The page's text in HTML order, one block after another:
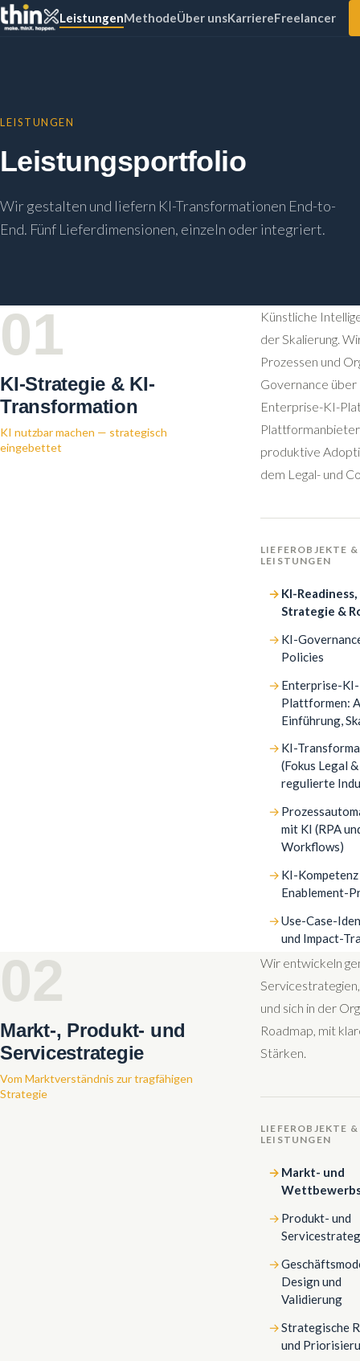
LeistungenMethodeÜber unsKarriereFreelancer
LEISTUNGEN
Leistungsportfolio
Wir gestalten und liefern KI-Transformationen End-to-
End. Fünf Lieferdimensionen, einzeln oder integriert.
01
KI-Strategie & KI-
Transformation
KI nutzbar machen — strategisch
eingebettet
Künstliche
der Skalierung.
Prozessen und
Governance über
Enterprise-KI-
produktive
dem Legal- und
LIEFEROBJEKTE &
LEISTUNGEN
KI-Readiness,
Strategie &
KI-
Policies
Enterprise-KI-
Plattformen:
Einführung,
KI-
(Fokus Legal &
regulierte
mit KI (RPA
Workflows)
KI-Kompetenz
Enablement-
Use-Case-
und Impact-
02
Markt-, Produkt- und
Servicestrategie
Vom Marktverständnis zur tragfähigen
Strategie
Wir entwickeln
und sich in der
Roadmap, mit
Stärken.
LIEFEROBJEKTE &
LEISTUNGEN
Markt- und
Produkt- und
Design und
Validierung
Strategische
und